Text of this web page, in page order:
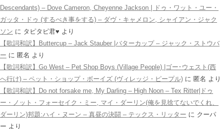
Descendants) – Dove Cameron, Cheyenne Jackson | ドゥ・ワット・ユー・
ガッタ・ドゥ (するべき事をする) – ダヴ・キャメロン, シャイアン・ジャク
ソン に タピタピ君♥️ より
【歌詞和訳】Buttercup – Jack Stauber |バターカップ – ジャック・ストウバ
ー に 匿名 より
【歌詞和訳】Go West – Pet Shop Boys (Village People) |ゴー･ウェスト(西
へ行け) – ペット・ショップ・ボーイズ (ヴィレッジ・ピープル) に 匿名 より
【歌詞和訳】Do not forsake me, My Darling – High Noon – Tex Ritter|ドゥ
ー・ノット・フォーセイク・ミー, マイ・ダーリン(俺を見捨てないでくれ、
ダーリン)邦題:ハイ・ヌーン – 真昼の決闘 – テックス・リッター に クーパ
ー より